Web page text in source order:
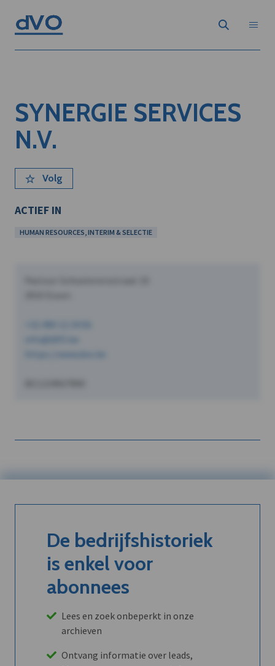
SYNERGIE SERVICES
N.V.
Volg
ACTIEF IN
HUMAN RESOURCES, INTERIM & SELECTIE
De bedrijfshistoriek
is enkel voor
abonnees
Lees en zoek onbeperkt in onze
archieven
Ontvang informatie over leads,